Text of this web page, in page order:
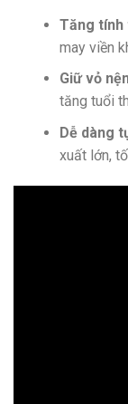
Tăng tính
may viền
Giữ vỏ
tăng tuổi
Dễ dàng
xuất lớn,